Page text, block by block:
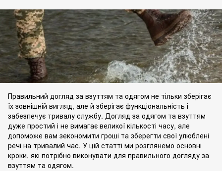
Правильний догляд за взуттям та одягом не тільки зберігає
їх зовнішній вигляд, але й зберігає функціональність і
забезпечує тривалу службу. Догляд за одягом та взуттям
дуже простий і не вимагає великої кількості часу, але
допоможе вам зекономити гроші та зберегти свої улюблені
речі на тривалий час. У цій статті ми розглянемо основні
кроки, які потрібно виконувати для правильного догляду за
взуттям та одягом.